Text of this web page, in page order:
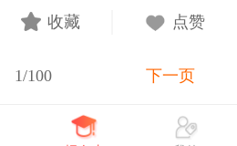
收藏 点赞
1/100 下一页